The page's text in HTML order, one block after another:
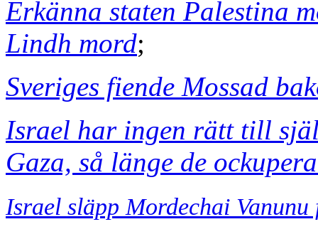
Erkänna staten Palestina
Lindh mord;
Sveriges fiende Mossad
Israel har ingen rätt till
Gaza, så länge de
Israel släpp Mordechai